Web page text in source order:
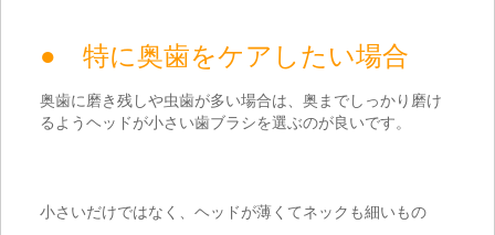
● 特に奥歯をケアしたい場合
奥歯に磨き残しや虫歯が多い場合は、奥までしっかり磨け
るようヘッドが小さい歯ブラシを選ぶのが良いです。
小さいだけではなく、ヘッドが薄くてネックも細いもの